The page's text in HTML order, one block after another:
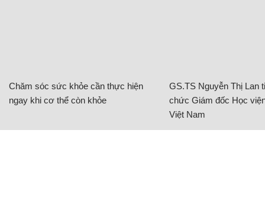
Chăm sóc sức khỏe cần thực hiện
ngay khi cơ thể còn khỏe
GS.TS Nguyễn Thị Lan
chức Giám đốc Học
Việt Nam